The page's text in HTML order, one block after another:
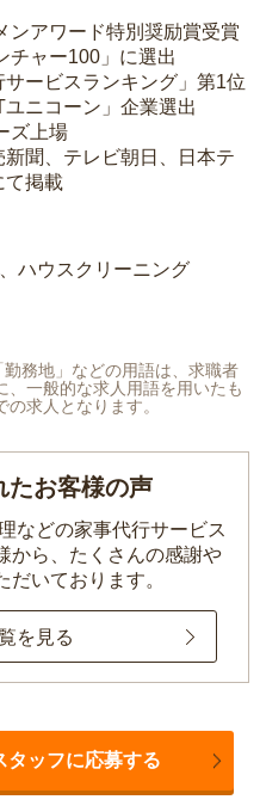
アワード特別奨励賞受賞
ャー100」に選出
ービスランキング」第1位
ニコーン」企業選出
ズ上場
聞、テレビ朝日、日本テ
て掲載
ハウスクリーニング
務地」などの用語は、求職者
、一般的な求人用語を用いたも
求人となります。
たお客様の声
などの家事代行サービス
ら、 たくさんの感謝や
だいております。
を見る
タッフに応募する